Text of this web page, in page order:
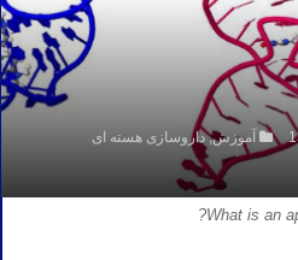
آموزش,داروسازی هسته ای
What is an